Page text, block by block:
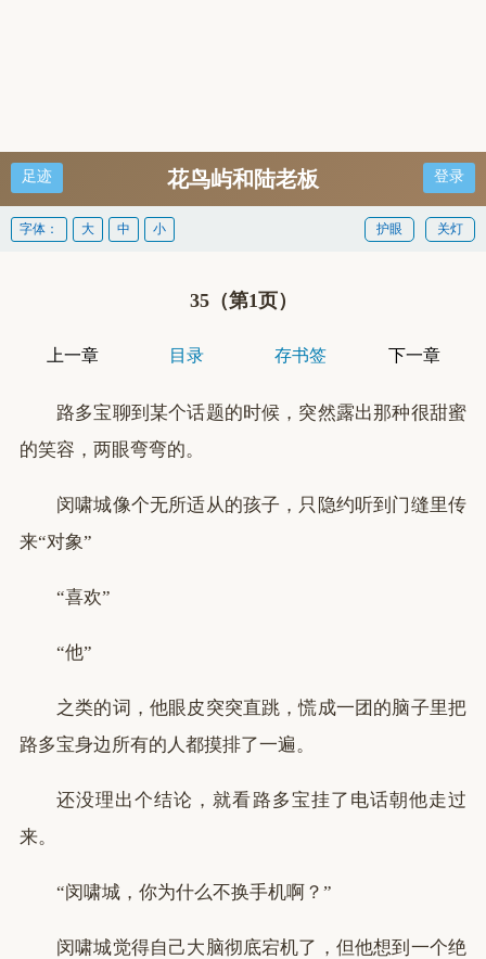
足迹 花鸟屿和陆老板 登录
关灯
护眼
字体： 大 中 小
35（第1页）
上一章 目录 存书签 下一章
路多宝聊到某个话题的时候，突然露出那种很甜蜜
的笑容，两眼弯弯的。
闵啸城像个无所适从的孩子，只隐约听到门缝里传
来“对象”
“喜欢”
“他”
之类的词，他眼皮突突直跳，慌成一团的脑子里把
路多宝身边所有的人都摸排了一遍。
还没理出个结论，就看路多宝挂了电话朝他走过
来。
“闵啸城，你为什么不换手机啊？”
闵啸城觉得自己大脑彻底宕机了，但他想到一个绝